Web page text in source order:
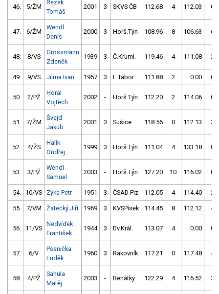
46. 5/ŽM
Rezek
Tomáš
2001 3 SKVS ČB 112.68 4 112.03 0
47. 6/ŽM
Wendl
Denis
2000 3 Horš.Týn 108.96 8 106.63 6
48. 8/VS
Grossmann
Zdeněk
1939 3 Č.Kruml. 119.46 4 111.08 2
49. 9/VS Jilma Ivan 1957 3 L.Tábor 111.88 2 0.00 0
50. 2/PŽ
Horal
Vojtěch
2002 - Horš.Týn 112.20 2 114.06 0
51. 7/ŽM
Švejd
Jakub
2001 3 Sušice 118.56 0 112.13 2
52. 4/ŽS
Halík
Ondřej
1999 3 Horš.Týn 111.04 4 133.18 8
53. 3/PŽ
Wendl
Samuel
2003 - Horš.Týn 127.20 10 116.02 0
54. 10/VS Zýka Petr 1951 3 ČSAD Plz 112.05 4 114.40 2
55. 7/VM Žatecký Jiří 1969 3 KVSPísek 114.45 8 112.12 4
56. 11/VS
Nedvídek
František
1944 3 Dv.Král. 113.07 4 0.00 0
57. 6/V
Pšenička
Luděk
1960 3 Rakovník 117.21 0 117.48 4
58. 4/PŽ
Sahula
Matěj
2003 - Benátky 122.29 4 116.52 2